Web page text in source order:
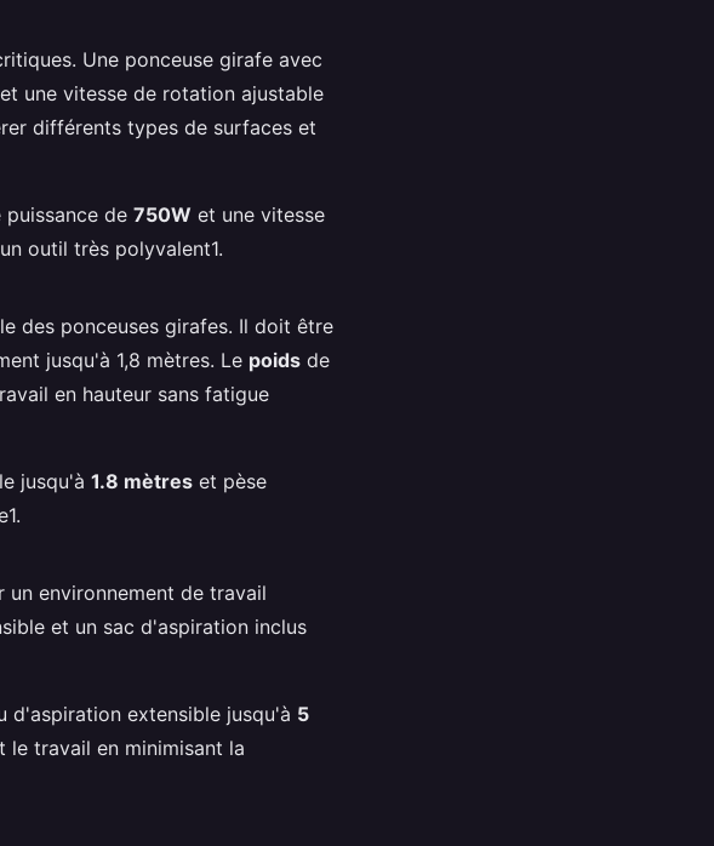
Une ponceuse girafe avec
une vitesse de rotation ajustable
différents types de surfaces et
de 750W et une vitesse
outil très polyvalent1.
des ponceuses girafes. Il doit être
jusqu'à 1,8 mètres. Le poids de
en hauteur sans fatigue
jusqu'à 1.8 mètres et pèse
environnement de travail
et un sac d'aspiration inclus
d'aspiration extensible jusqu'à 5
travail en minimisant la